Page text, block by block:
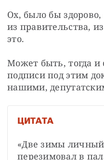
Ох, было бы
из правительства,
это.
Может быть, тогда и
подписи под этим
нашими,
ЦИТАТА
«Две зимы личный
перезимовал в